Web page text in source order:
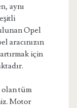
aynı
Opel
aracınızın
için
olan tüm
Motor